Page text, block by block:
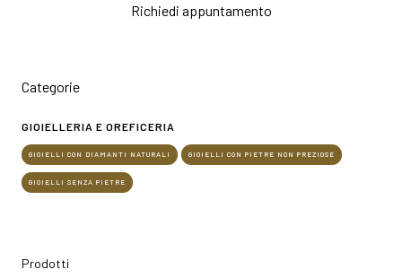
Richiedi appuntamento
Categorie
GIOIELLERIA E OREFICERIA
GIOIELLI CON DIAMANTI NATURALI GIOIELLI CON PIETRE NON PREZIOSE
GIOIELLI SENZA PIETRE
Prodotti